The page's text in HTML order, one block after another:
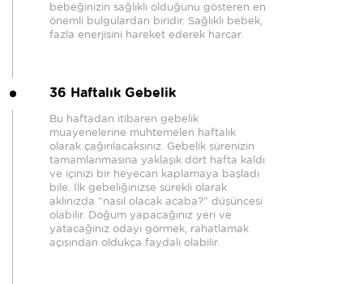
bebeğinizin sağlıklı olduğunu gösteren en
önemli bulgulardan biridir. Sağlıklı bebek,
fazla enerjisini hareket ederek harcar.
36 Haftalık Gebelik
Bu haftadan itibaren gebelik
muayenelerine muhtemelen haftalık
olarak çağırılacaksınız. Gebelik sürenizin
tamamlanmasına yaklaşık dört hafta kaldı
ve içinizi bir heyecan kaplamaya başladı
bile. İlk gebeliğinizse sürekli olarak
aklınızda "nasıl olacak acaba?" düşüncesi
olabilir. Doğum yapacağınız yeri ve
yatacağınız odayı görmek, rahatlamak
açısından oldukça faydalı olabilir.